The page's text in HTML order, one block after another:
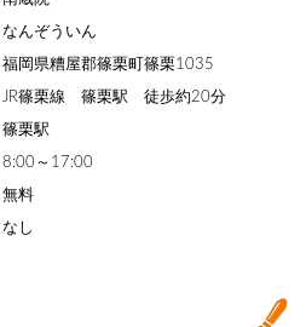
んぞういん
県糟屋郡篠栗町篠栗1035
JR篠栗線 篠栗駅 徒歩約20分
栗駅
8:00～17:00
料
し